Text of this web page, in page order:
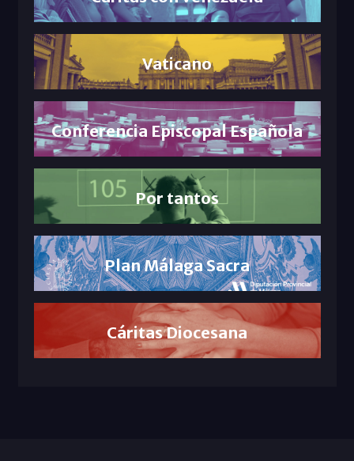
Vaticano
Conferencia Episcopal Española
Por tantos
Plan Málaga Sacra
Cáritas Diocesana